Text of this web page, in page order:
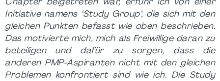
Chapter beigetreten war, erfuhr ich von einer
Initiative namens "Study Group", die sich mit den
gleichen Punkten befasst wie oben beschrieben.
Das motivierte mich, mich als Freiwillige daran zu
beteiligen und dafür zu sorgen, dass die
anderen PMP-Aspiranten nicht mit den gleichen
Problemen konfrontiert sind wie ich. Die Study